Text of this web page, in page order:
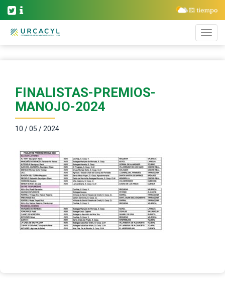
FINALISTAS-PREMIOS-
MANOJO-2024
10 / 05 / 2024